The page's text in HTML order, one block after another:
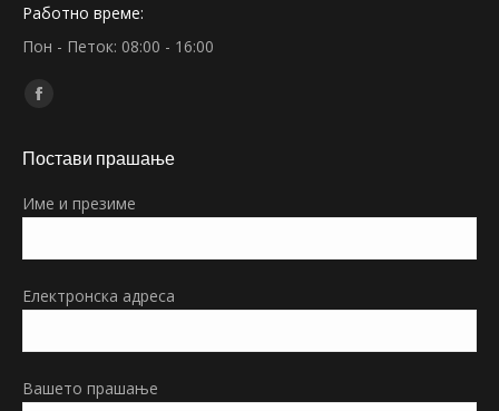
Работно време:
Пон - Петок: 08:00 - 16:00
Find us on:
Facebook
opens
new
Постави прашање
Име и презиме
Електронска адреса
Вашето прашање